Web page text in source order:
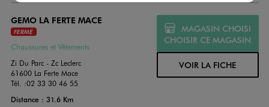
GEMO LA FERTE MACE
FERMÉ
Chaussures et Vêtements
Zi Du Parc - Zc Leclerc
61600 La Ferte Mace
Tél. :02 33 30 46 55
Distance : 31.6 Km
MAGASIN CHOISI
CHOISIR CE MAGASIN
VOIR LA FICHE